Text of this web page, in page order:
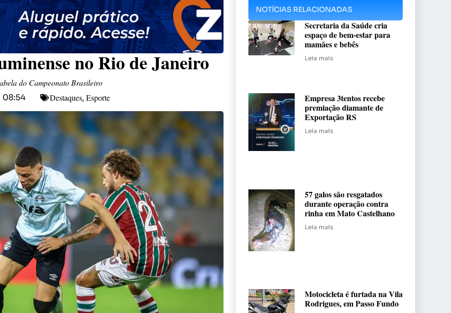
no Rio de Janeiro
do Campeonato Brasileiro
08:54 Destaques, Esporte
NOTÍCIAS RELACIONADAS
Secretaria da Saúde cria
espaço de bem-estar para
mamães e bebês
Leia mais
Empresa 3tentos recebe
premiação diamante de
Exportação RS
Leia mais
57 galos são resgatados
durante operação contra
rinha em Mato Castelhano
Leia mais
Motocicleta é furtada na Vila
Rodrigues, em Passo Fundo